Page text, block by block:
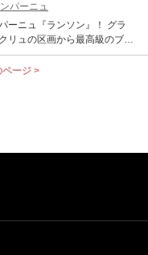
パーニュ
ーニュ『ランソン』！ グラ
リュの区画から最高級のブド
ヴィンテージ」 1760年、
、ランスで、フランソワ・ド
ーカーのひとつであると記録
タ騎士団は十字軍時代にキリ
年から社名をランソンに変
ミエ・クリュの区画から最高
ページ >